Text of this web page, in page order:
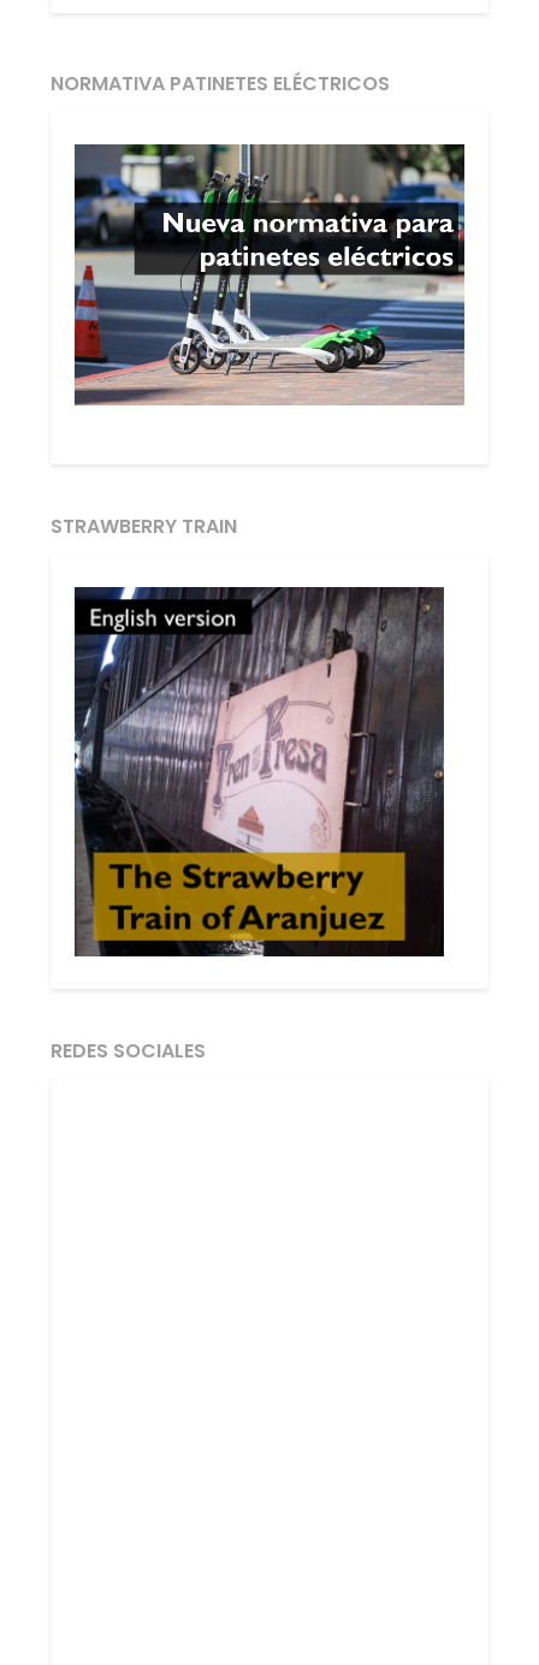
NORMATIVA PATINETES ELÉCTRICOS
STRAWBERRY TRAIN
REDES SOCIALES